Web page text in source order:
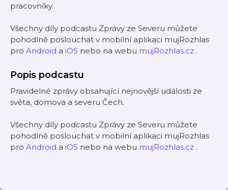
pracovníky.
Všechny díly podcastu Zprávy ze Severu můžete
pohodlně poslouchat v mobilní aplikaci mujRozhlas
pro Android a iOS nebo na webu mujRozhlas.cz .
Popis podcastu
Pravidelné zprávy obsahující nejnovější události ze
světa, domova a severu Čech.
Všechny díly podcastu Zprávy ze Severu můžete
pohodlně poslouchat v mobilní aplikaci mujRozhlas
pro Android a iOS nebo na webu mujRozhlas.cz .